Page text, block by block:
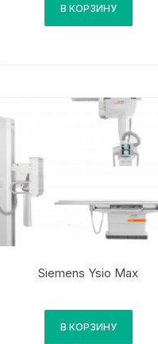
В КОРЗИНУ
Siemens Ysio Max
В КОРЗИНУ